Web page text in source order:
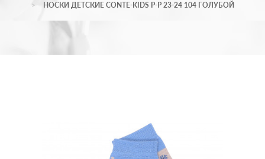
НОСКИ ДЕТСКИЕ CONTE-KIDS Р-Р 23-24 104 ГОЛУБОЙ